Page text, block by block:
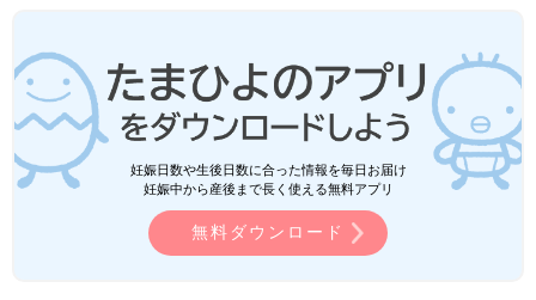
妊娠日数や生後日数に合った情報を毎日お届け
妊娠中から産後まで長く使える無料アプリ
無料ダウンロード